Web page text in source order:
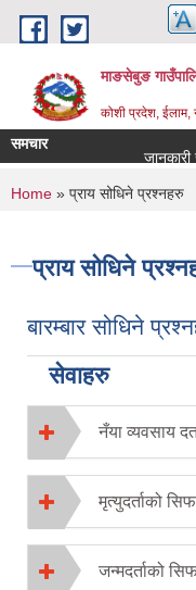
Skip to main content
माङसेबुङ
कोशी प्रदेश, ईलाम,
समचार
जानकारी
You are here
Home » प्राय सोधिने प्रश्नहरु
प्राय सोधिने
बारम्बार सोधिने
सेवाहरु
नँया व्यवसाय
मृत्युदर्ताको
जन्मदर्ताको